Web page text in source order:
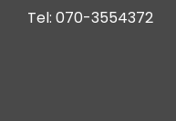
Tel: 070-3554372